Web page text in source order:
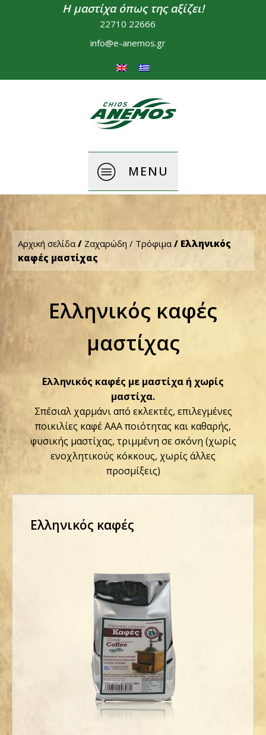
Η μαστίχα όπως της αξίζει!
22710 22666
info@e-anemos.gr
MENU
Αρχική σελίδα/ Ζαχαρώδη / Τρόφιμα/ Ελληνικός
καφές μαστίχας
Ελληνικός καφές
μαστίχας
Ελληνικός καφές με μαστίχα ή χωρίς
μαστίχα.
Σπέσιαλ χαρμάνι από εκλεκτές, επιλεγμένες
ποικιλίες καφέ ΑΑΑ ποιότητας και καθαρής,
φυσικής μαστίχας, τριμμένη σε σκόνη (χωρίς
ενοχλητικούς κόκκους, χωρίς άλλες
προσμίξεις)
Ελληνικός καφές